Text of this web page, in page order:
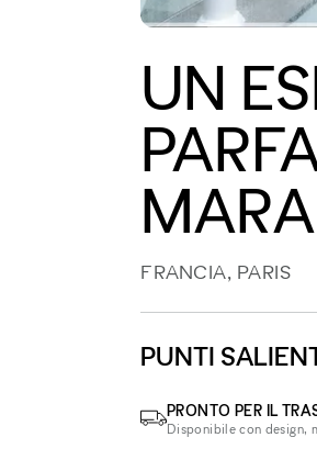
UN
FRANCIA, PARIS
PUNTI
PRONTO PER IL
Disponibile con design,